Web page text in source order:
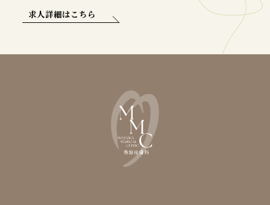
求人詳細はこちら